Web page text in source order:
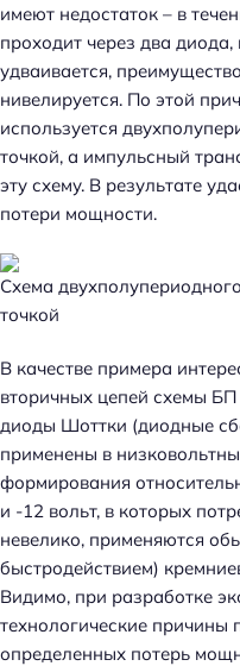
имеют недостаток – в
проходит через два
удваивается,
нивелируется. По этой
используется
точкой, а импульсный
эту схему. В результате
потери мощности.
Схема
точкой
В качестве примера
вторичных цепей схемы БП
диоды Шоттки (диодные
применены в
формирования
и -12 вольт, в которых
невелико, применяются
быстродействием)
Видимо, при разработке
технологические причины
определенных потерь